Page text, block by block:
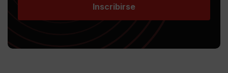
Inscribirse